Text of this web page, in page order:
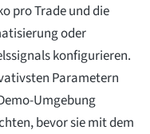
pro Trade und die
oder
konfigurieren.
Parametern
Umgebung
bevor sie mit dem